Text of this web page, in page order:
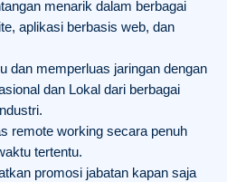
menarik dalam berbagai
aplikasi berbasis web, dan
dan memperluas jaringan dengan
dan Lokal dari berbagai
remote working secara penuh
tertentu.
promosi jabatan kapan saja